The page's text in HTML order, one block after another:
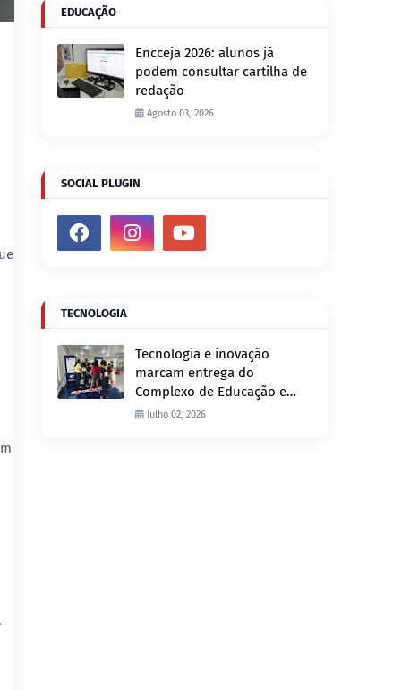
EDUCAÇÃO
Encceja 2026: alunos já
podem consultar cartilha de
redação
Agosto 03, 2026
SOCIAL PLUGIN
TECNOLOGIA
Tecnologia e inovação
marcam entrega do
Complexo de Educação e
Fiscalização de Trânsito
Julho 02, 2026